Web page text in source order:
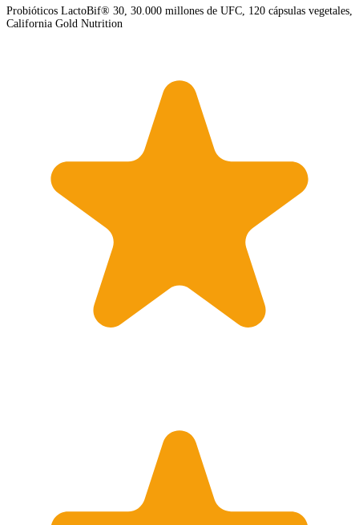
Probióticos LactoBif® 30, 30.000 millones de UFC, 120 cápsulas vegetales,
California Gold Nutrition